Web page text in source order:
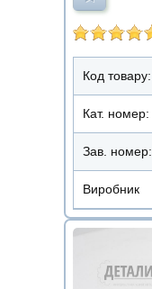
Код товару:
Кат. номер:
Зав. номер:
Виробник